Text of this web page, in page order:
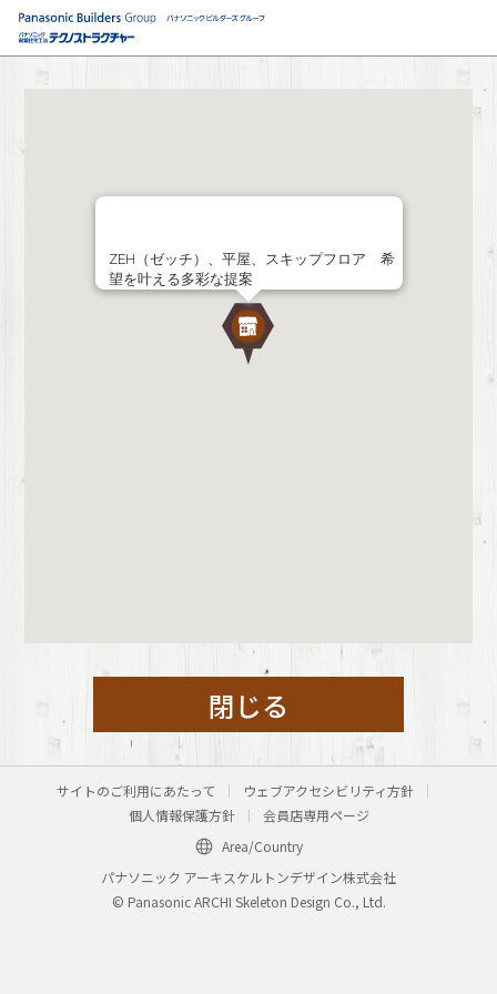
ZEH（ゼッチ）、平屋、スキップフロア 希
望を叶える多彩な提案
閉じる
サイトのご利用にあたって
ウェブアクセシビリティ方針
個人情報保護方針
会員店専用ページ
Area/Country
パナソニック アーキスケルトンデザイン株式会社
© Panasonic ARCHI Skeleton Design Co., Ltd.